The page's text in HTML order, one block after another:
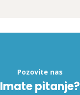
Pozovite nas
Imate pitanje?